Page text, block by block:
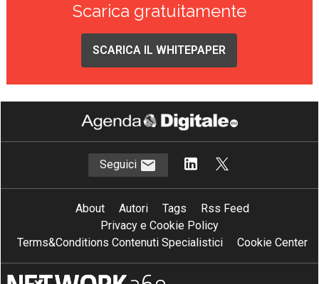
Scarica gratuitamente
SCARICA IL WHITEPAPER
Seguici
About Autori Tags
Rss Feed
Privacy e Cookie Policy
Terms&Conditions Contenuti Specialistici
Cookie Center